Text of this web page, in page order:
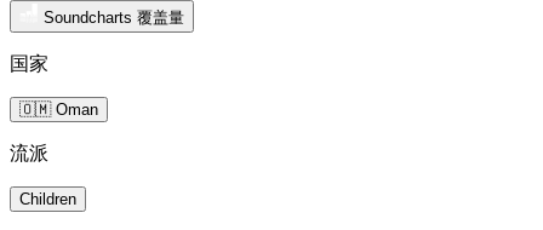
Soundcharts 覆盖量
国家
🇴🇲 Oman
流派
Children